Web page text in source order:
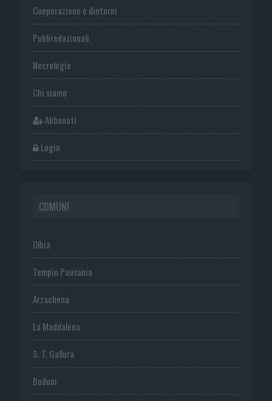
Cooperazione e dintorni
Publiredazionali
Necrologie
Chi siamo
Abbonati
Login
COMUNI
Olbia
Tempio Pausania
Arzachena
La Maddalena
S. T. Gallura
Budoni